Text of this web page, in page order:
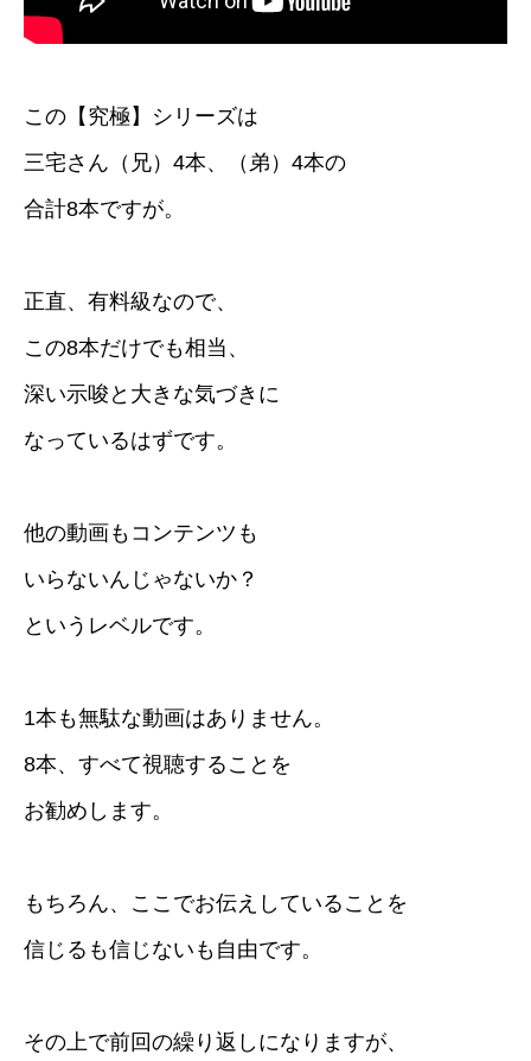
この【究極】シリーズは
三宅さん（兄）4本、（弟）4本の
合計8本ですが。
正直、有料級なので、
この8本だけでも相当、
深い示唆と大きな気づきに
なっているはずです。
他の動画もコンテンツも
いらないんじゃないか？
というレベルです。
1本も無駄な動画はありません。
8本、すべて視聴することを
お勧めします。
もちろん、ここでお伝えしていることを
信じるも信じないも自由です。
その上で前回の繰り返しになりますが、